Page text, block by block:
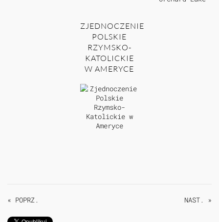
ZJEDNOCZENIE
POLSKIE
RZYMSKO-
KATOLICKIE
W AMERYCE
« POPRZ. NAST. »